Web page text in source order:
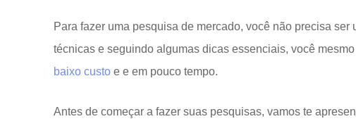
Para fazer uma pesquisa de mercado, você não precisa ser
técnicas e seguindo algumas dicas essenciais, você
baixo custo e e em pouco tempo.
Antes de começar a fazer suas pesquisas, vamos te